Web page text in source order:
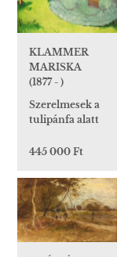
KLAMMER
MARISKA
(1877 - )
Szerelmesek a
tulipánfa alatt
445 000 Ft